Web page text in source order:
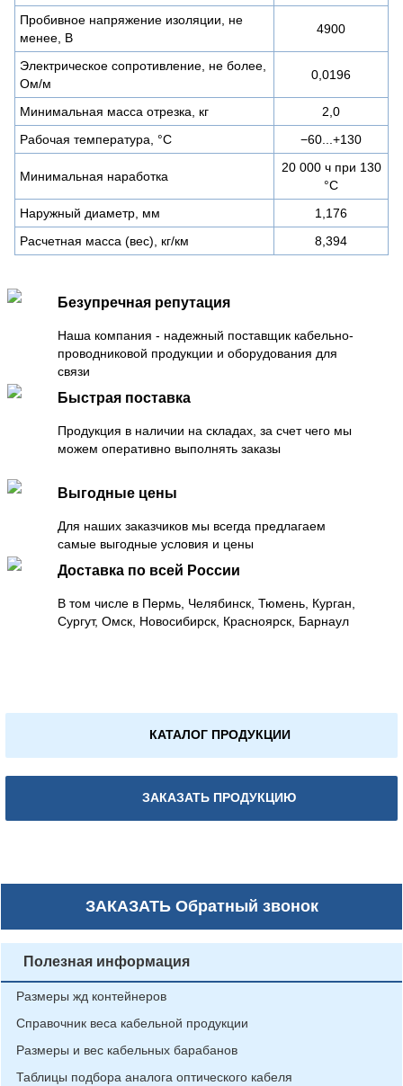
Пробивное напряжение изоляции, не
менее, В
4900
Электрическое сопротивление, не более,
Ом/м
0,0196
Минимальная масса отрезка, кг
2,0
Рабочая температура, °C
−60...+130
Минимальная наработка
20 000 ч при 130
°С
Наружный диаметр, мм
1,176
Расчетная масса (вес), кг/км
8,394
Безупречная репутация
Наша компания - надежный поставщик кабельно-
проводниковой продукции и оборудования для
связи
Быстрая поставка
Продукция в наличии на складах, за счет чего мы
можем оперативно выполнять заказы
Выгодные цены
Для наших заказчиков мы всегда предлагаем
самые выгодные условия и цены
Доставка по всей России
В том числе в Пермь, Челябинск, Тюмень, Курган,
Сургут, Омск, Новосибирск, Красноярск, Барнаул
КАТАЛОГ ПРОДУКЦИИ
ЗАКАЗАТЬ ПРОДУКЦИЮ
ЗАКАЗАТЬОбратный звонок
Полезная информация
Размеры жд контейнеров
Справочник веса кабельной продукции
Размеры и вес кабельных барабанов
Таблицы подбора аналога оптического кабеля